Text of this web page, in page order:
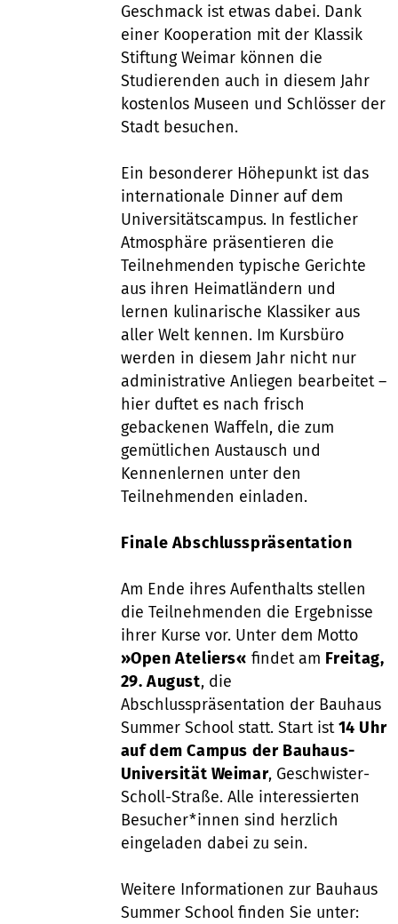
Geschmack ist etwas dabei. Dank
einer Kooperation mit der Klassik
Stiftung Weimar können die
Studierenden auch in diesem Jahr
kostenlos Museen und Schlösser der
Stadt besuchen.
Ein besonderer Höhepunkt ist das
internationale Dinner auf dem
Universitätscampus. In festlicher
Atmosphäre präsentieren die
Teilnehmenden typische Gerichte
aus ihren Heimatländern und
lernen kulinarische Klassiker aus
aller Welt kennen. Im Kursbüro
werden in diesem Jahr nicht nur
administrative Anliegen bearbeitet –
hier duftet es nach frisch
gebackenen Waffeln, die zum
gemütlichen Austausch und
Kennenlernen unter den
Teilnehmenden einladen.
Finale Abschlusspräsentation
Am Ende ihres Aufenthalts stellen
die Teilnehmenden die Ergebnisse
ihrer Kurse vor. Unter dem Motto
»Open Ateliers« findet am Freitag,
29. August, die
Abschlusspräsentation der Bauhaus
Summer School statt. Start ist14 Uhr
auf dem Campus der Bauhaus-
Universität Weimar, Geschwister-
Scholl-Straße. Alle interessierten
Besucher*innen sind herzlich
eingeladen dabei zu sein.
Weitere Informationen zur Bauhaus
Summer School finden Sie unter: